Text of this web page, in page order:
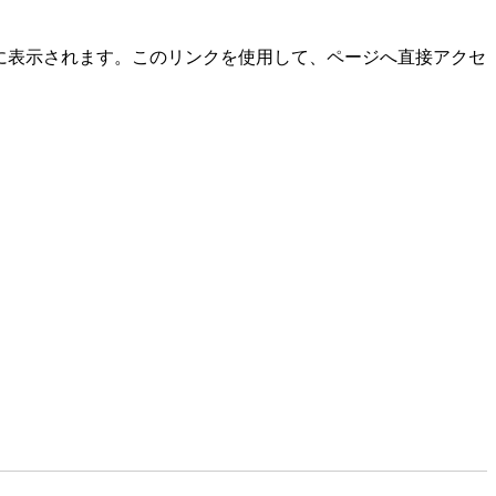
表示されます。このリンクを使用して、ページへ直接アクセ